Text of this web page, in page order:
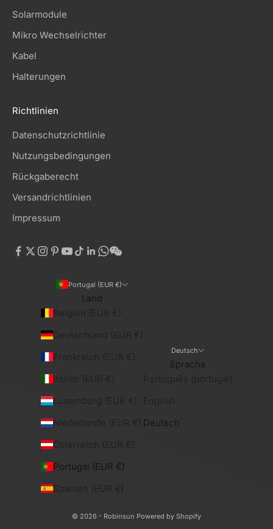
Solarmodule
Mikro Wechselrichter
Kabel
Halterungen
Richtlinien
Datenschutzrichtlinie
Nutzungsbedingungen
Rückgaberecht
Versandrichtlinien
Impressum
Portugal (EUR €)
Land
Portugal (EUR €)
Deutsch
Sprache
Deutsch
© 2026 - Robinsun Powered by Shopify